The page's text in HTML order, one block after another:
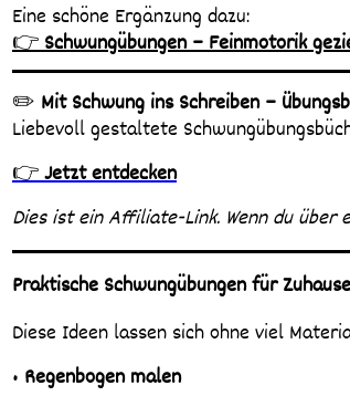
Eine schöne Ergänzung dazu:
👉Schwungübungen – Feinmotorik
Mit Schwung ins Schreiben –
Liebevoll gestaltete
👉Jetzt entdecken
Dies ist ein Affiliate-Link. Wenn du
Praktische Schwungübungen für
Diese Ideen lassen sich ohne viel
• Regenbogen malen